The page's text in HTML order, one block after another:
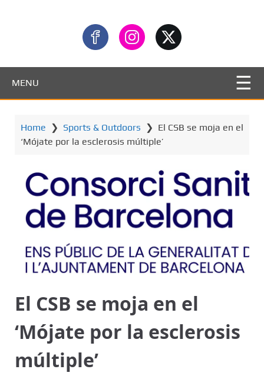
MENU
Home ❯ Sports & Outdoors ❯ El CSB se moja en el
‘Mójate por la esclerosis múltiple’
El CSB se moja en el
‘Mójate por la esclerosis
múltiple’